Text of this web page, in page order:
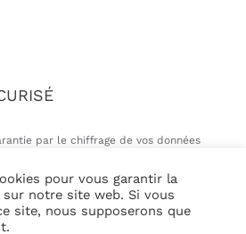
par le chiffrage de vos données
pour vous garantir la
sur notre site web. Si vous
site, nous supposerons que